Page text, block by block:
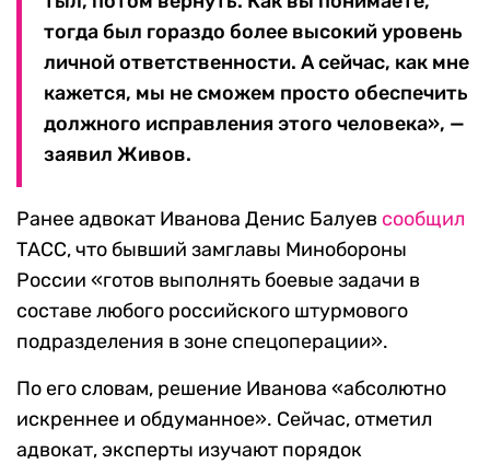
тогда был гораздо более высокий уровень
личной ответственности. А сейчас, как мне
кажется, мы не сможем просто обеспечить
должного исправления этого человека», —
заявил Живов.
Ранее адвокат Иванова Денис Балуев сообщил
ТАСС, что бывший замглавы Минобороны
России «готов выполнять боевые задачи в
составе любого российского штурмового
подразделения в зоне спецоперации».
По его словам, решение Иванова «абсолютно
искреннее и обдуманное». Сейчас, отметил
адвокат, эксперты изучают порядок